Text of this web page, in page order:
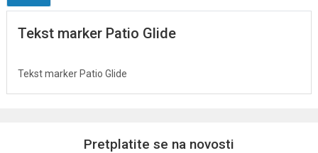
Tekst marker Patio Glide
Tekst marker Patio Glide
Pretplatite se na novosti